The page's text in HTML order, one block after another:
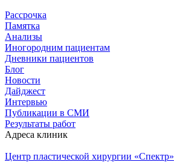
Рассрочка
Памятка
Анализы
Иногородним пациентам
Дневники пациентов
Блог
Новости
Дайджест
Интервью
Публикации в СМИ
Результаты работ
Адреса клиник
Центр пластической хирургии «Спектр»